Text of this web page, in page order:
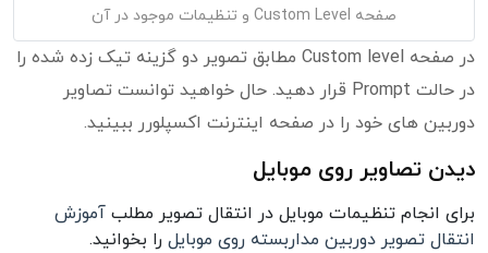
صفحه Custom Level و تنظیمات موجود در آن
در صفحه Custom level مطابق تصویر دو گزینه تیک زده شده را
در حالت Prompt قرار دهید. حال خواهید توانست تصاویر
دوربین های خود را در صفحه اینترنت اکسپلورر ببینید.
دیدن تصاویر روی موبایل
برای انجام تنظیمات موبایل در انتقال تصویر مطلب آموزش
انتقال تصویر دوربین مداربسته روی موبایل را بخوانید.